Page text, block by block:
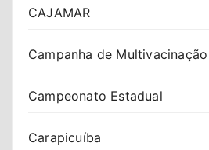
CAJAMAR
Campanha de Multivacinação
Campeonato Estadual
Carapicuíba